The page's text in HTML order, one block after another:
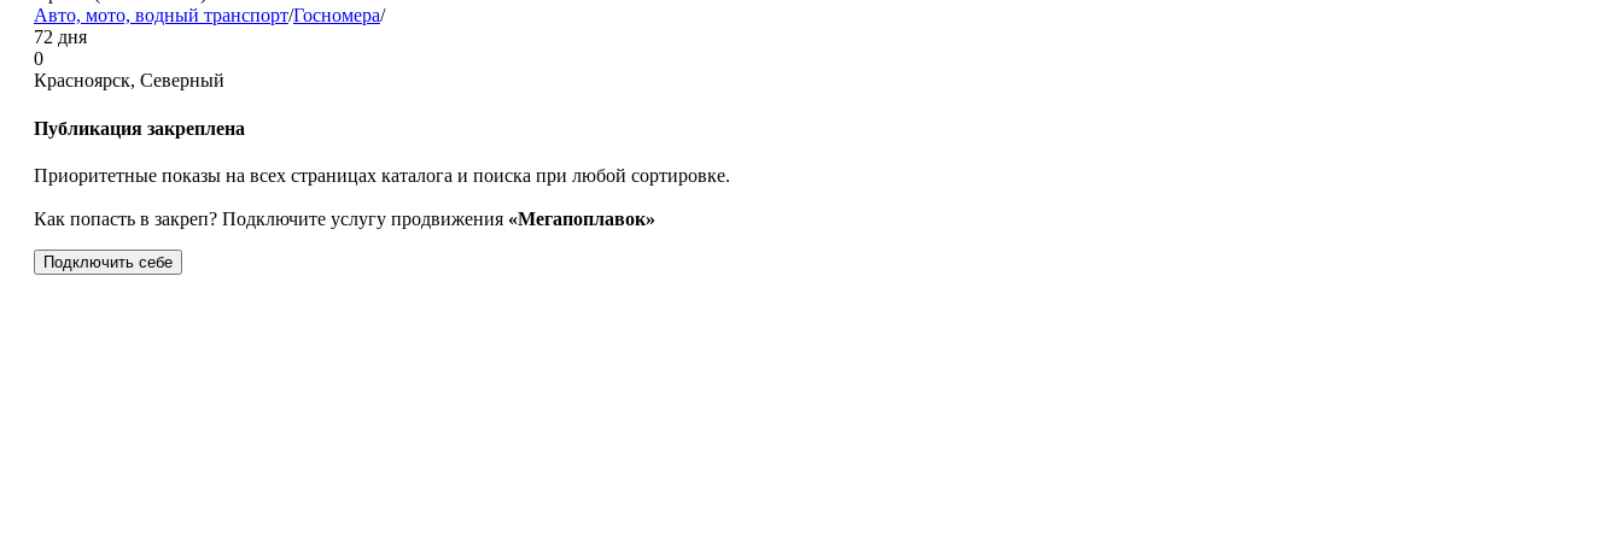
Авто, мото, водный транспорт/Госномера/
72 дня
0
Красноярск, Северный
Публикация закреплена
Приоритетные показы на всех страницах каталога и поиска при любой сортировке.
Как попасть в закреп? Подключите услугу продвижения «Мегапоплавок»
Подключить себе